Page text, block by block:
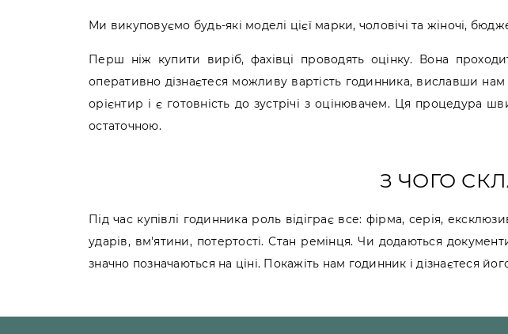
Ми викуповуємо будь-які моделі цієї марки, чоловічі та жіночі,
Перш ніж купити виріб, фахівці проводять оцінку. Вона
оперативно дізнаєтеся можливу вартість годинника, виславши
орієнтир і є готовність до зустрічі з оцінювачем. Ця процедура
остаточною.
З ЧОГО
Під час купівлі годинника роль відіграє все: фірма, серія,
ударів, вм'ятини, потертості. Стан ремінця. Чи додаються
значно позначаються на ціні. Покажіть нам годинник і дізнаєтеся